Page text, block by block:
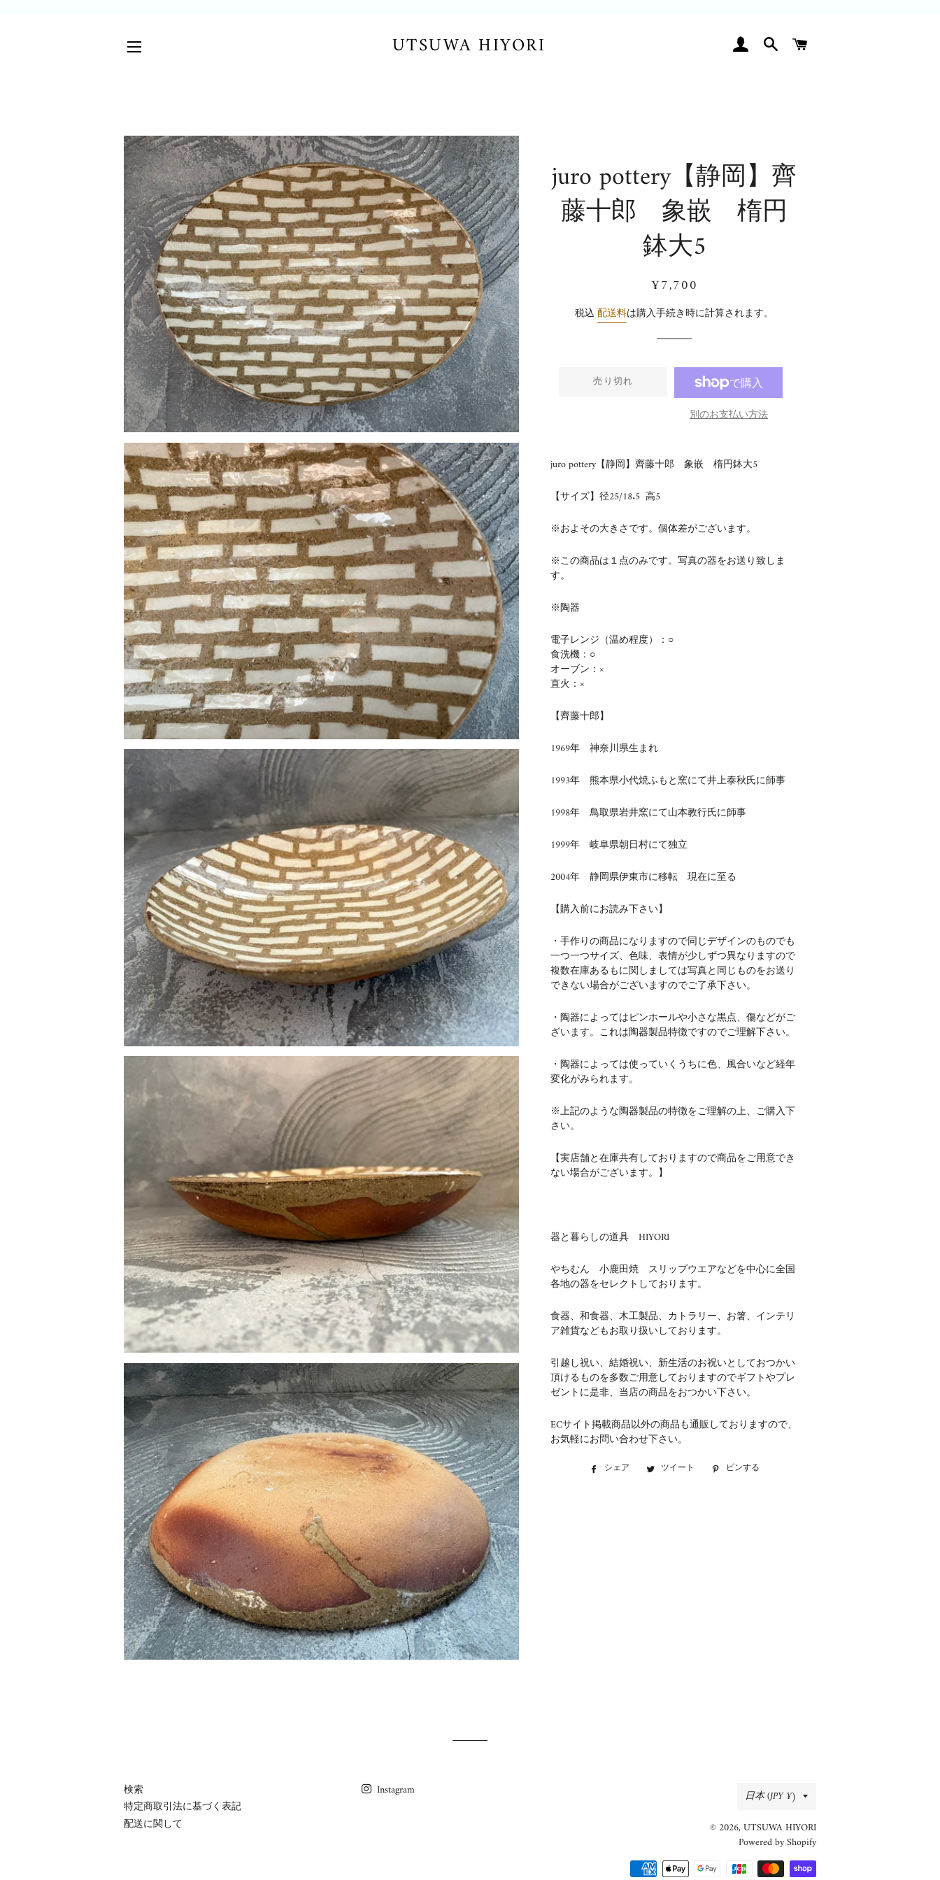
UTSUWA HIYORI ログイン検索
juro pottery【静岡】齊
藤十郎 象嵌 楕円
鉢大5
通
価
販
価
¥7,700
税込配送料は購入手続き時に計算されます。
売り切れ
別のお支払い方法
juro pottery【静岡】齊藤十郎 象嵌 楕円鉢大5
【サイズ】径25/18.5 高5
※およその大きさです。個体差がございます。
※この商品は１点のみです。写真の器をお送り致しま
す。
※陶器
電子レンジ（温め程度）：○
食洗機：○
オーブン：×
直火：×
【齊藤十郎】
1969年 神奈川県生まれ
1993年 熊本県小代焼ふもと窯にて井上泰秋氏に師事
1998年 鳥取県岩井窯にて山本教行氏に師事
1999年 岐阜県朝日村にて独立
2004年 静岡県伊東市に移転 現在に至る
【購入前にお読み下さい】
・手作りの商品になりますので同じデザインのものでも
一つ一つサイズ、色味、表情が少しずつ異なりますので
複数在庫あるもに関しましては写真と同じものをお送り
できない場合がございますのでご了承下さい。
・陶器によってはピンホールや小さな黒点、傷などがご
ざいます。これは陶器製品特徴ですのでご理解下さい。
・陶器によっては使っていくうちに色、風合いなど経年
変化がみられます。
※上記のような陶器製品の特徴をご理解の上、ご購入下
さい。
【実店舗と在庫共有しておりますので商品をご用意でき
ない場合がございます。】
器と暮らしの道具 HIYORI
やちむん 小鹿田焼 スリップウエアなどを中心に全国
各地の器をセレクトしております。
食器、和食器、木工製品、カトラリー、お箸、インテリ
ア雑貨などもお取り扱いしております。
引越し祝い、結婚祝い、新生活のお祝いとしておつかい
頂けるものを多数ご用意しておりますのでギフトやプレ
ゼントに是非、当店の商品をおつかい下さい。
ECサイト掲載商品以外の商品も通販しておりますので、
お気軽にお問い合わせ下さい。
シェア
Facebookツイート
Twitter ピンする
検索
特定商取引法に基づく表記
配送に関して
Instagram 国/
地
域
日本 (JPY ¥)
© 2026, UTSUWA HIYORI
Powered by Shopify
決